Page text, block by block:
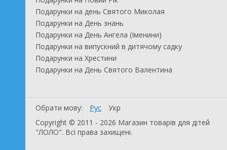
Подарунки на день Святого Миколая
Подарунки на День знань
Подарунки на День Ангела (Іменини)
Подарунки на випускний в дитячому садку
Подарунки на Хрестини
Подарунки на День Святого Валентина
Обрати мову: Рус
Укр
Copyright © 2011 - 2026 Магазин товарів для дітей
"ЛОЛО". Всі права захищені.